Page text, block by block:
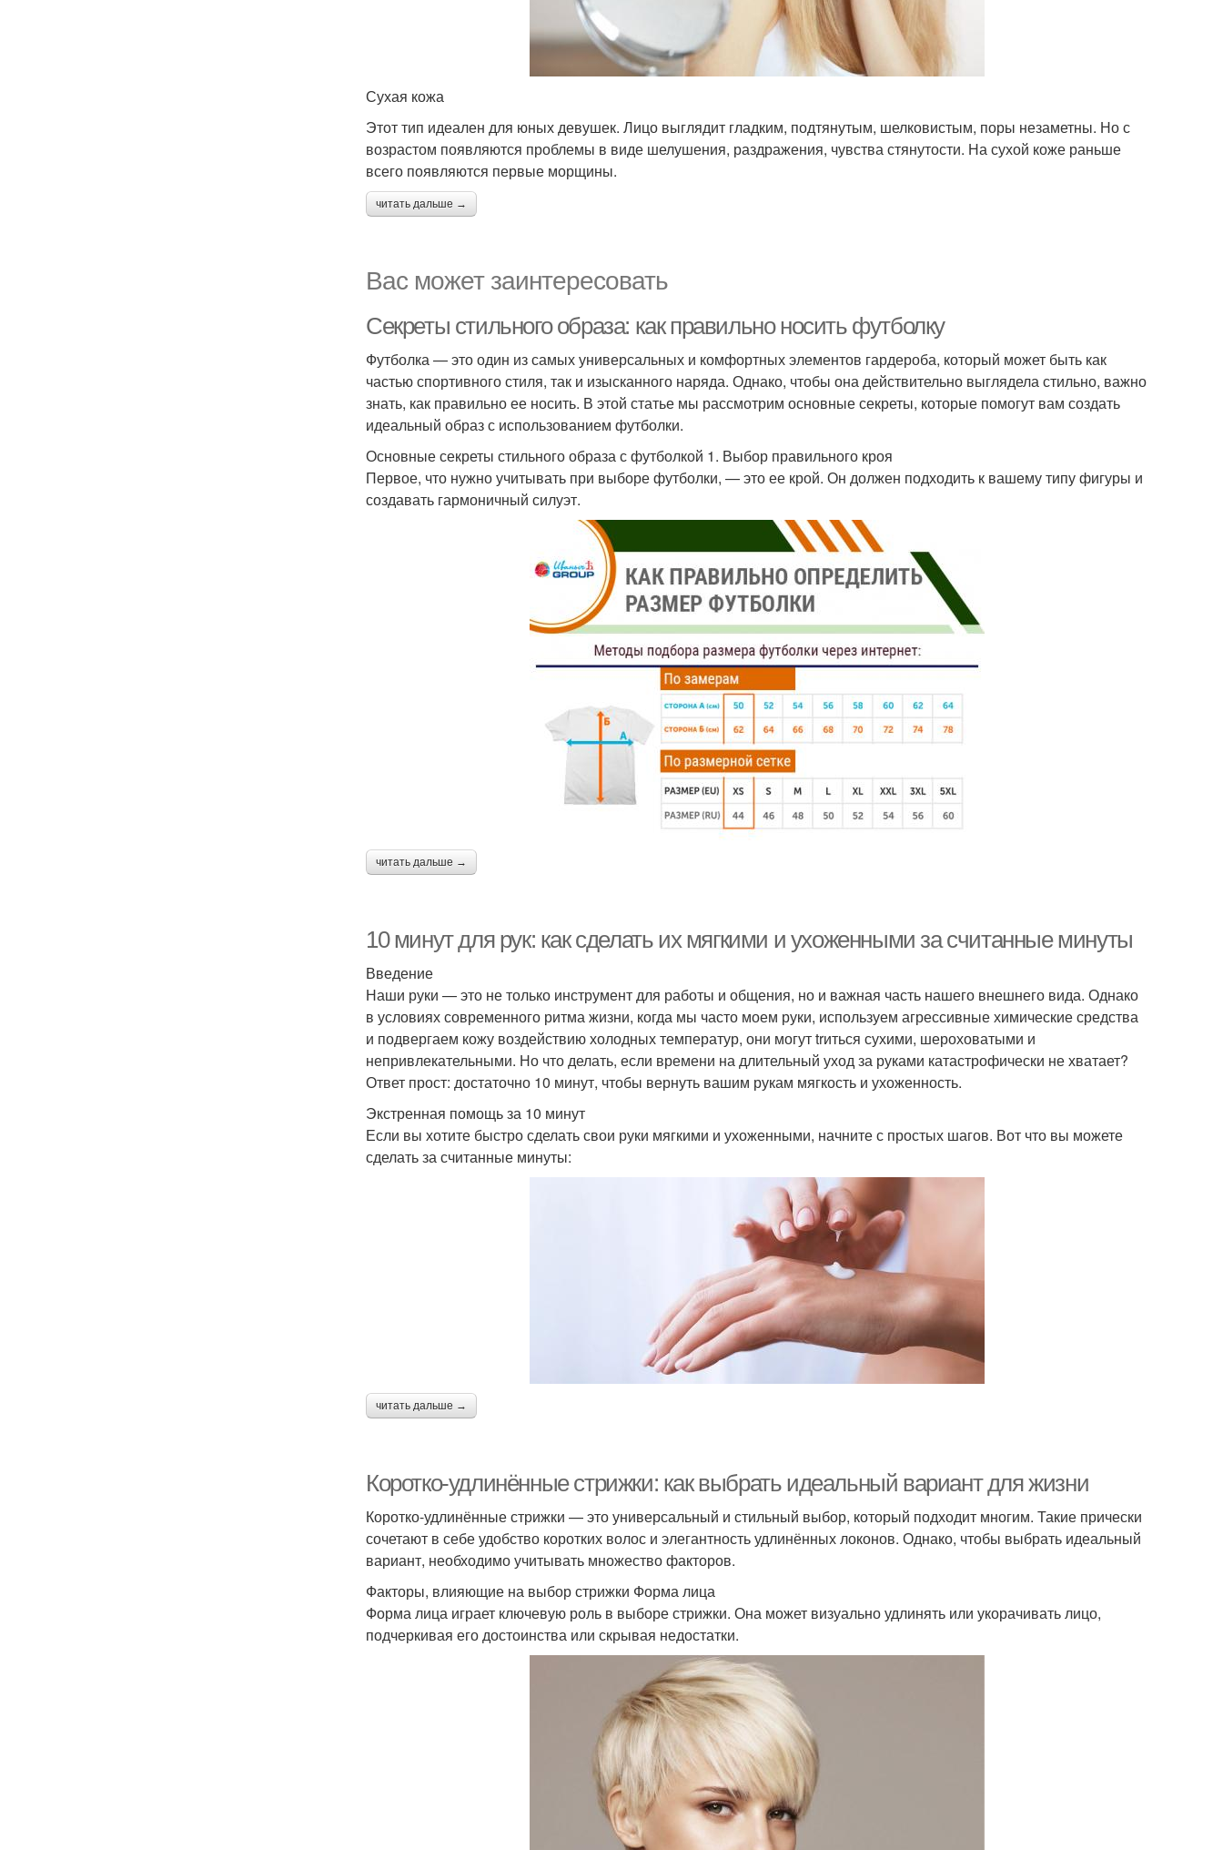
Сухая кожа
Этот тип идеален для юных девушек. Лицо выглядит гладким, подтянутым, шелковистым, поры незаметны. Но с
возрастом появляются проблемы в виде шелушения, раздражения, чувства стянутости. На сухой коже раньше
всего появляются первые морщины.
читать дальше →
Вас может заинтересовать
Секреты стильного образа: как правильно носить футболку
Футболка — это один из самых универсальных и комфортных элементов гардероба, который может быть как
частью спортивного стиля, так и изысканного наряда. Однако, чтобы она действительно выглядела стильно, важно
знать, как правильно ее носить. В этой статье мы рассмотрим основные секреты, которые помогут вам создать
идеальный образ с использованием футболки.
Основные секреты стильного образа с футболкой 1. Выбор правильного кроя
Первое, что нужно учитывать при выборе футболки, — это ее крой. Он должен подходить к вашему типу фигуры и
создавать гармоничный силуэт.
читать дальше →
10 минут для рук: как сделать их мягкими и ухоженными за считанные минуты
Введение
Наши руки — это не только инструмент для работы и общения, но и важная часть нашего внешнего вида. Однако
в условиях современного ритма жизни, когда мы часто моем руки, используем агрессивные химические средства
и подвергаем кожу воздействию холодных температур, они могут trиться сухими, шероховатыми и
непривлекательными. Но что делать, если времени на длительный уход за руками катастрофически не хватает?
Ответ прост: достаточно 10 минут, чтобы вернуть вашим рукам мягкость и ухоженность.
Экстренная помощь за 10 минут
Если вы хотите быстро сделать свои руки мягкими и ухоженными, начните с простых шагов. Вот что вы можете
сделать за считанные минуты:
читать дальше →
Коротко-удлинённые стрижки: как выбрать идеальный вариант для жизни
Коротко-удлинённые стрижки — это универсальный и стильный выбор, который подходит многим. Такие прически
сочетают в себе удобство коротких волос и элегантность удлинённых локонов. Однако, чтобы выбрать идеальный
вариант, необходимо учитывать множество факторов.
Факторы, влияющие на выбор стрижки Форма лица
Форма лица играет ключевую роль в выборе стрижки. Она может визуально удлинять или укорачивать лицо,
подчеркивая его достоинства или скрывая недостатки.